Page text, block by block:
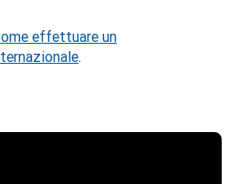
effettuare un
.